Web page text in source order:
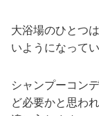
大浴場のひとつ
いようになってい
シャンプーコン
ど必要かと思わ